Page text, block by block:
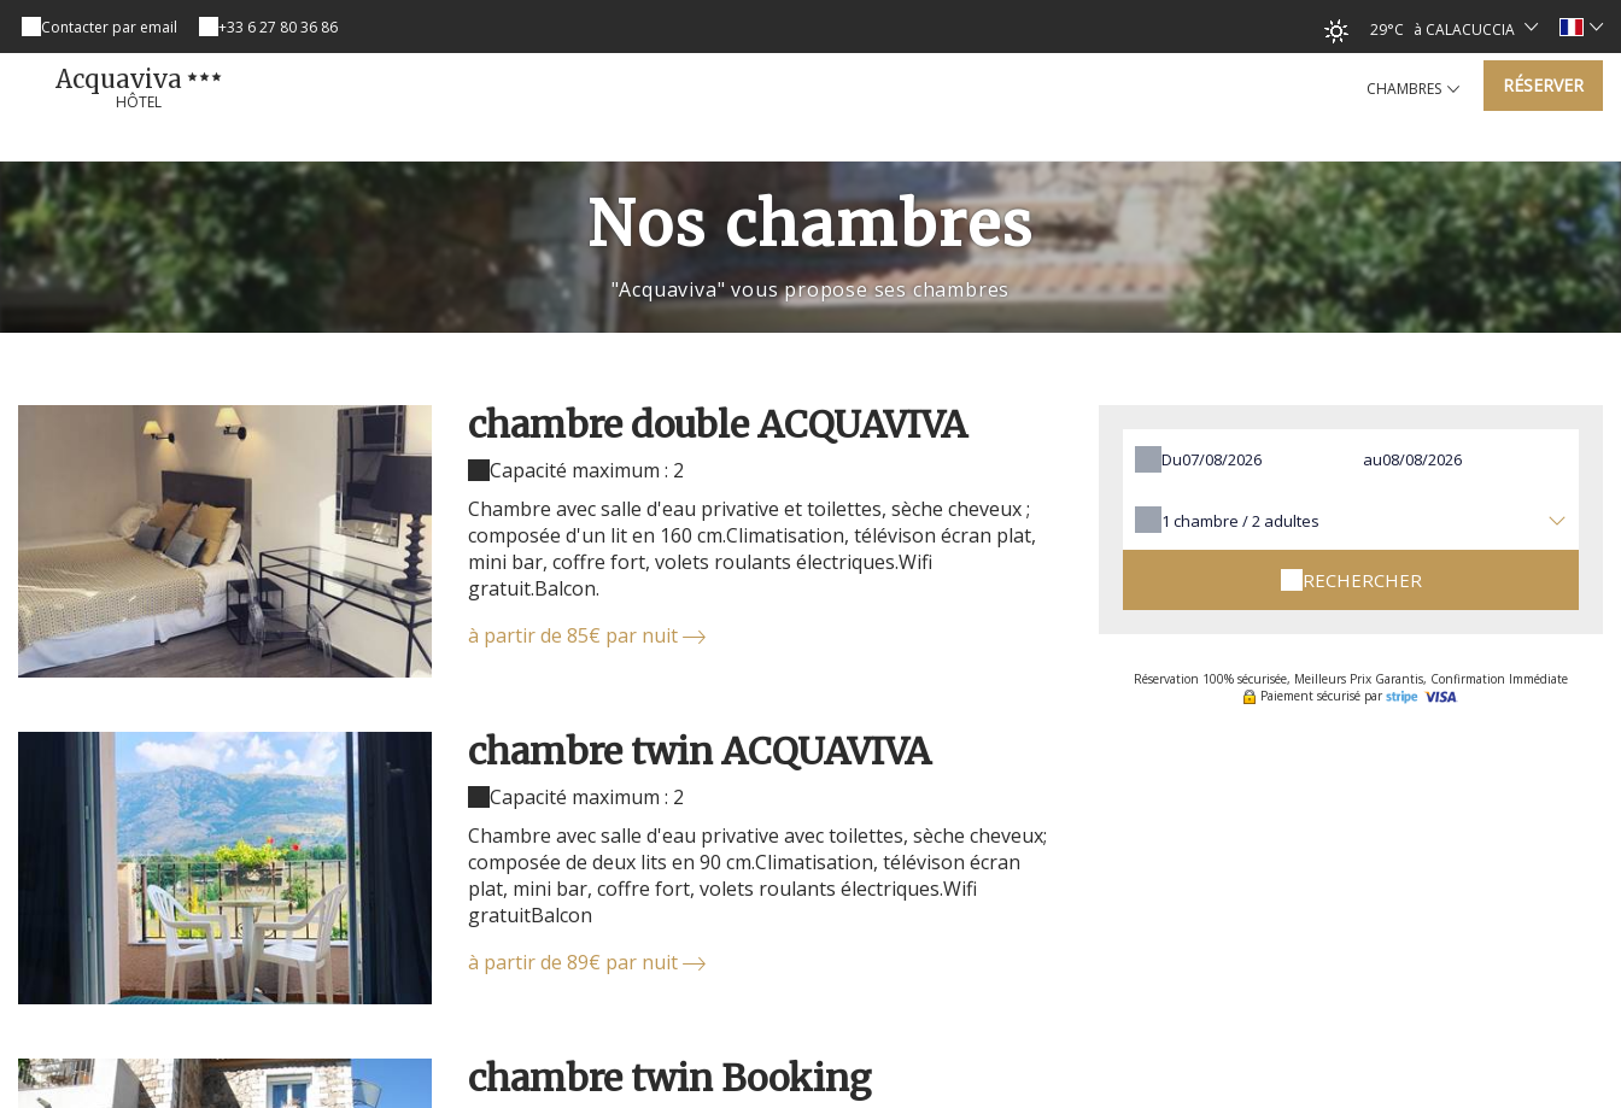
Contacter par email +33 6 27 80 36 86 29°C à CALACUCCIA
Acquaviva
HÔTEL
CHAMBRES RÉSERVER
Nos chambres
"Acquaviva" vous propose ses chambres
chambre double ACQUAVIVA
Capacité maximum : 2
Chambre avec salle d'eau privative et toilettes, sèche cheveux ;
composée d'un lit en 160 cm.Climatisation, télévison écran plat,
mini bar, coffre fort, volets roulants électriques.Wifi
gratuit.Balcon.
à partir de 85€ par nuit
chambre twin ACQUAVIVA
Capacité maximum : 2
Chambre avec salle d'eau privative avec toilettes, sèche cheveux;
composée de deux lits en 90 cm.Climatisation, télévison écran
plat, mini bar, coffre fort, volets roulants électriques.Wifi
gratuitBalcon
à partir de 89€ par nuit
chambre twin Booking
Du au
1 chambre /2 adultes
RECHERCHER
Réservation 100% sécurisée, Meilleurs Prix Garantis, Confirmation Immédiate
Paiement sécurisé par